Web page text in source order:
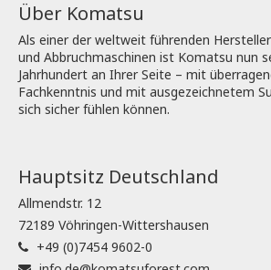
Über Komatsu
Als einer der weltweit führenden
und Abbruchmaschinen ist Komatsu nun
Jahrhundert an Ihrer Seite – mit
Fachkenntnis und mit ausgezeichnetem
sich sicher fühlen können.
Hauptsitz Deutschland
Allmendstr. 12
72189 Vöhringen-Wittershausen
+49 (0)7454 9602-0